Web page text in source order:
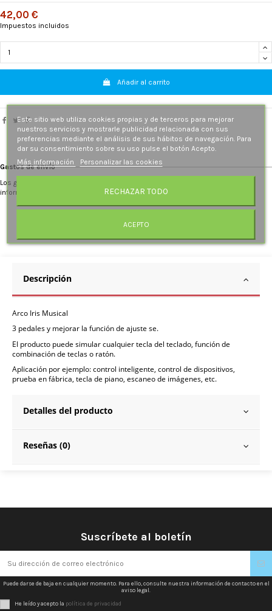
42,00 €
Impuestos incluidos
Añadir al carrito
Gastos de envío
Los gastos de envío se recalculan al introducir la dirección de destino. Más
información.
Descripción
Arco Iris Musical
3 pedales y mejorar la función de ajuste se.
El producto puede simular cualquier tecla del teclado, función de
combinación de teclas o ratón.
Aplicación por ejemplo: control inteligente, control de dispositivos,
prueba en fábrica, tecla de piano, escaneo de imágenes, etc.
Detalles del producto
Reseñas (0)
Suscríbete al boletín
Puede darse de baja en cualquier momento. Para ello, consulte nuestra información de contacto en el
aviso legal.
He leído y acepto la política de privacidad
Este sitio web utiliza cookies propias y de terceros para mejorar
nuestros servicios y mostrarle publicidad relacionada con sus
preferencias mediante el análisis de sus hábitos de navegación. Para
dar su consentimiento sobre su uso pulse el botón Acepto.
Más información
Personalizar las cookies
RECHAZAR TODO
ACEPTO